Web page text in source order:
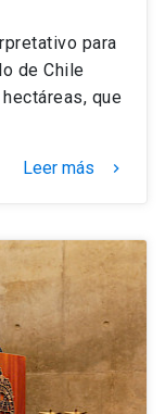
para
de Chile
que
Leer más keyboard_arrow_right